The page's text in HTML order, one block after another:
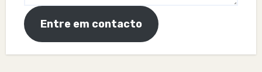
Entre em contacto